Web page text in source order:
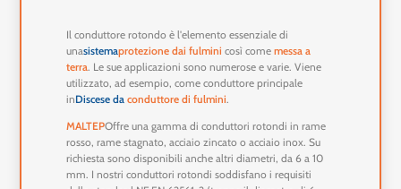
Il conduttore rotondo è l'elemento essenziale di
unasistemaprotezione dai fulmini così come messa a
terra. Le sue applicazioni sono numerose e varie. Viene
utilizzato, ad esempio, come conduttore principale
inDiscese daconduttore di fulmini.
MALTEPOffre una gamma di conduttori rotondi in rame
rosso, rame stagnato, acciaio zincato o acciaio inox. Su
richiesta sono disponibili anche altri diametri, da 6 a 10
mm. I nostri conduttori rotondi soddisfano i requisiti